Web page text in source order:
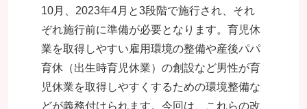
10月、2023年4月と3段階で施行され、それ
ぞれ施行前に準備が必要となります。育児休
業を取得しやすい雇用環境の整備や産後パパ
育休（出生時育児休業）の創設など男性が育
児休業を取得しやすくするための環境整備な
どが義務付けられます。今回は、これらの改